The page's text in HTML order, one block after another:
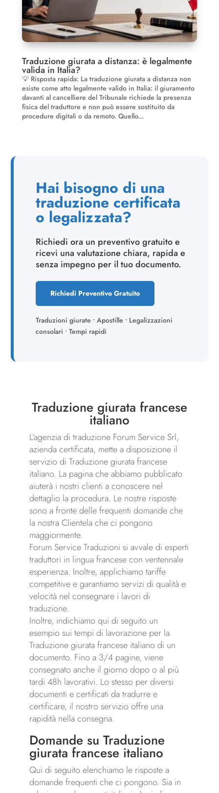
Traduzione giurata a distanza: è legalmente
valida in Italia?
💡 Risposta rapida: La traduzione giurata a distanza non
esiste come atto legalmente valido in Italia: il giuramento
davanti al cancelliere del Tribunale richiede la presenza
fisica del traduttore e non può essere sostituito da
procedure digitali o da remoto. Quello...
Hai bisogno di una
traduzione certificata
o legalizzata?
Richiedi ora un preventivo gratuito e
ricevi una valutazione chiara, rapida e
senza impegno per il tuo documento.
Richiedi Preventivo Gratuito
Traduzioni giurate • Apostille • Legalizzazioni
consolari • Tempi rapidi
Traduzione giurata francese
italiano
L’agenzia di traduzione Forum Service Srl,
azienda certificata, mette a disposizione il
servizio di Traduzione giurata francese
italiano. La pagina che abbiamo pubblicato
aiuterà i nostri clienti a conoscere nel
dettaglio la procedura. Le nostre risposte
sono a fronte delle frequenti domande che
la nostra Clientela che ci pongono
maggiormente.
Forum Service Traduzioni si avvale di esperti
traduttori in lingua francese con ventennale
esperienza. Inoltre, applichiamo tariffe
competitive e garantiamo servizi di qualità e
velocità nel consegnare i lavori di
traduzione.
Inoltre, indichiamo qui di seguito un
esempio sui tempi di lavorazione per la
Traduzione giurata francese italiano di un
documento. Fino a 3/4 pagine, viene
consegnato anche il giorno dopo o al più
tardi 48h lavorativi. Lo stesso per diversi
documenti e certificati da tradurre e
certificare, il nostro servizio offre una
rapidità nella consegna.
Domande su Traduzione
giurata francese italiano
Qui di seguito elenchiamo le risposte a
domande frequenti che ci pongono. Sia in